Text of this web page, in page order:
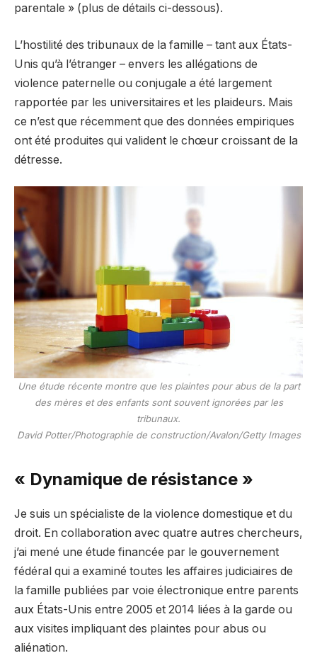
parentale » (plus de détails ci-dessous).
L’hostilité des tribunaux de la famille – tant aux États-
Unis qu’à l’étranger – envers les allégations de
violence paternelle ou conjugale a été largement
rapportée par les universitaires et les plaideurs. Mais
ce n’est que récemment que des données empiriques
ont été produites qui valident le chœur croissant de la
détresse.
Une étude récente montre que les plaintes pour abus de la part
des mères et des enfants sont souvent ignorées par les
tribunaux.
David Potter/Photographie de construction/Avalon/Getty Images
« Dynamique de résistance »
Je suis un spécialiste de la violence domestique et du
droit. En collaboration avec quatre autres chercheurs,
j’ai mené une étude financée par le gouvernement
fédéral qui a examiné toutes les affaires judiciaires de
la famille publiées par voie électronique entre parents
aux États-Unis entre 2005 et 2014 liées à la garde ou
aux visites impliquant des plaintes pour abus ou
aliénation.